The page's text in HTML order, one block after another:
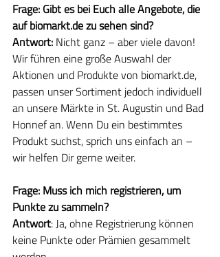
Frage: Gibt es bei Euch alle Angebote, die
auf biomarkt.de zu sehen sind?
Antwort: Nicht ganz – aber viele davon!
Wir führen eine große Auswahl der
Aktionen und Produkte von biomarkt.de,
passen unser Sortiment jedoch individuell
an unsere Märkte in St. Augustin und Bad
Honnef an. Wenn Du ein bestimmtes
Produkt suchst, sprich uns einfach an –
wir helfen Dir gerne weiter.
Frage: Muss ich mich registrieren, um
Punkte zu sammeln?
Antwort: Ja, ohne Registrierung können
keine Punkte oder Prämien gesammelt